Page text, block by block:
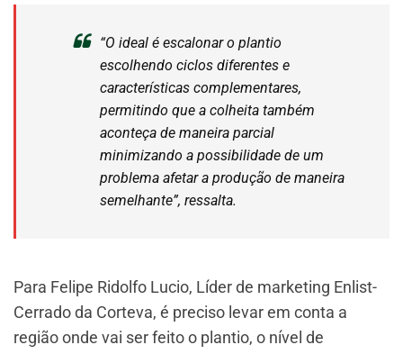
“O ideal é escalonar o plantio
escolhendo ciclos diferentes e
características complementares,
permitindo que a colheita também
aconteça de maneira parcial
minimizando a possibilidade de um
problema afetar a produção de maneira
semelhante”, ressalta.
Para Felipe Ridolfo Lucio, Líder de marketing Enlist-
Cerrado da Corteva, é preciso levar em conta a
região onde vai ser feito o plantio, o nível de